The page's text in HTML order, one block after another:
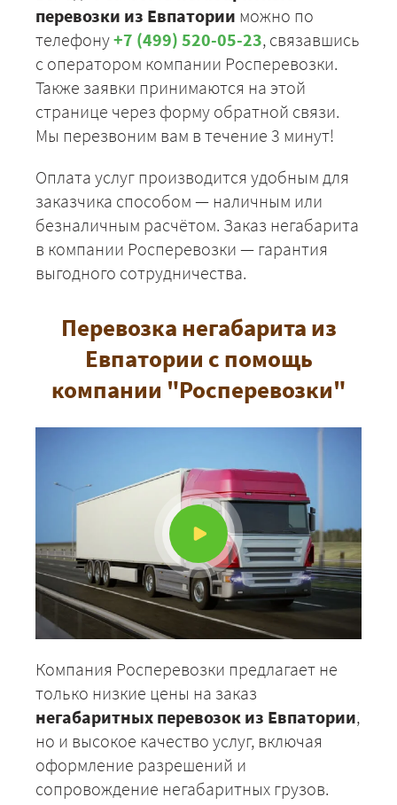
перевозки из Евпатории можно по
телефону+7 (499) 520-05-23, связавшись
с оператором компании Росперевозки.
Также заявки принимаются на этой
странице через форму обратной связи.
Мы перезвоним вам в течение 3 минут!
Оплата услуг производится удобным для
заказчика способом — наличным или
безналичным расчётом. Заказ негабарита
в компании Росперевозки — гарантия
выгодного сотрудничества.
Перевозка негабарита из
Евпатории с помощь
компании "Росперевозки"
Компания Росперевозки предлагает не
только низкие цены на заказ
негабаритных перевозок из Евпатории,
но и высокое качество услуг, включая
оформление разрешений и
сопровождение негабаритных грузов.